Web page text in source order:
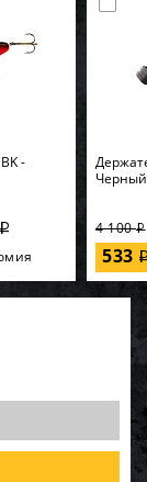
-
i 4 100i
533